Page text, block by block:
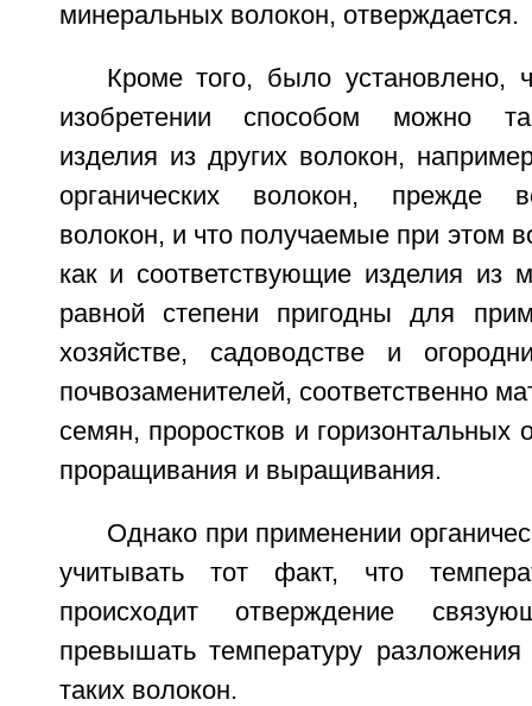
минеральных волокон, отверждается.
Кроме того, было установлено,
изобретении способом можно
изделия из других волокон,
органических волокон, прежде
волокон, и что получаемые при этом
как и соответствующие изделия из
равной степени пригодны для
хозяйстве, садоводстве и
почвозаменителей, соответственно
семян, проростков и горизонтальных
проращивания и выращивания.
Однако при применении
учитывать тот факт, что
происходит отверждение
превышать температуру
таких волокон.